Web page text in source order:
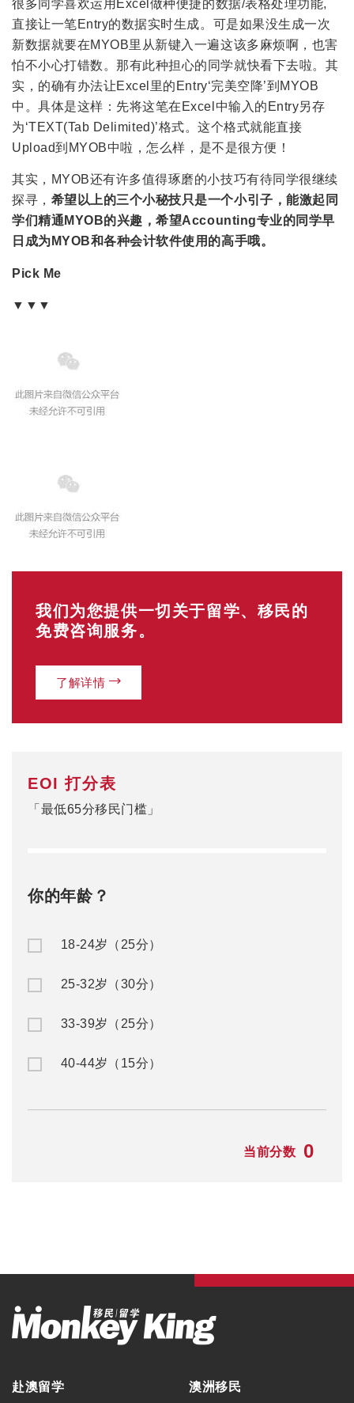
很多同学喜欢运用Excel做种便捷的数据/表格处理功能,
直接让一笔Entry的数据实时生成。可是如果没生成一次
新数据就要在MYOB里从新键入一遍这该多麻烦啊，也害
怕不小心打错数。那有此种担心的同学就快看下去啦。其
实，的确有办法让Excel里的Entry‘完美空降’到MYOB
中。具体是这样：先将这笔在Excel中输入的Entry另存
为‘TEXT(Tab Delimited)’格式。这个格式就能直接
Upload到MYOB中啦，怎么样，是不是很方便！
其实，MYOB还有许多值得琢磨的小技巧有待同学很继续
探寻， 希望以上的三个小秘技只是一个小引子，能激起同
学们精通MYOB的兴趣，希望Accounting专业的同学早
日成为MYOB和各种会计软件使用的高手哦。
Pick Me
▼▼▼
我们为您提供一切关于留学、移民的
免费咨询服务。
了解详情
EOI 打分表
「最低65分移民门槛」
你的年龄？
18-24岁（25分）
25-32岁（30分）
33-39岁（25分）
40-44岁（15分）
当前分数 0
赴澳留学 澳洲移民